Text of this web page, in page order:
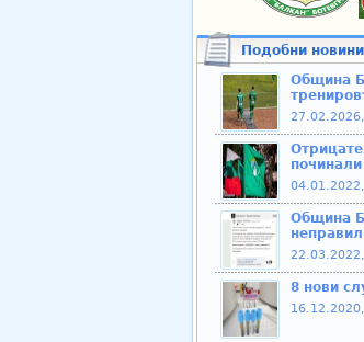
Подобни новини
Община
Община
8 нови